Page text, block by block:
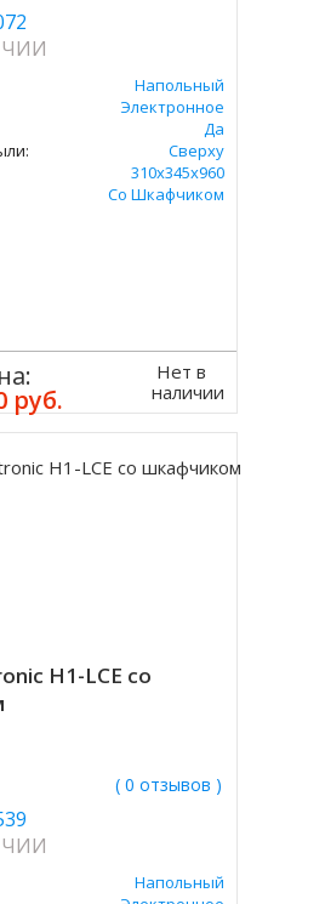
Напольный
Электронное
Да
Сверху
310x345х960
Со Шкафчиком
руб.
Нет в
наличии
H1-LCE со
( 0 отзывов )
Напольный